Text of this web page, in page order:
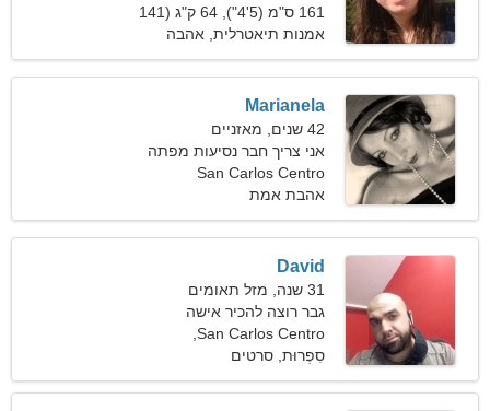
161 ס"מ (5'4"), 64 ק"ג (141
פאונד)
אמנות תיאטרלית, אהבה
Marianela
42 שנים, מאזניים
אני צריך חבר נסיעות מפתה
San Carlos Centro
אהבת אמת
David
31 שנה, מזל תאומים
גבר רוצה להכיר אישה
ארגנטינה
סִפְרוּת, סרטים